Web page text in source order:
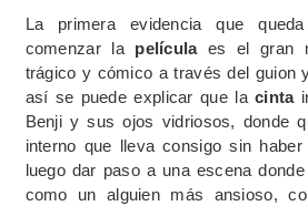
La primera evidencia que
comenzar la películaes el gran
trágico y cómico a través del guion
así se puede explicar que lacinta
Benji y sus ojos vidriosos, donde
interno que lleva consigo sin
luego dar paso a una escena
como un alguien más ansioso,